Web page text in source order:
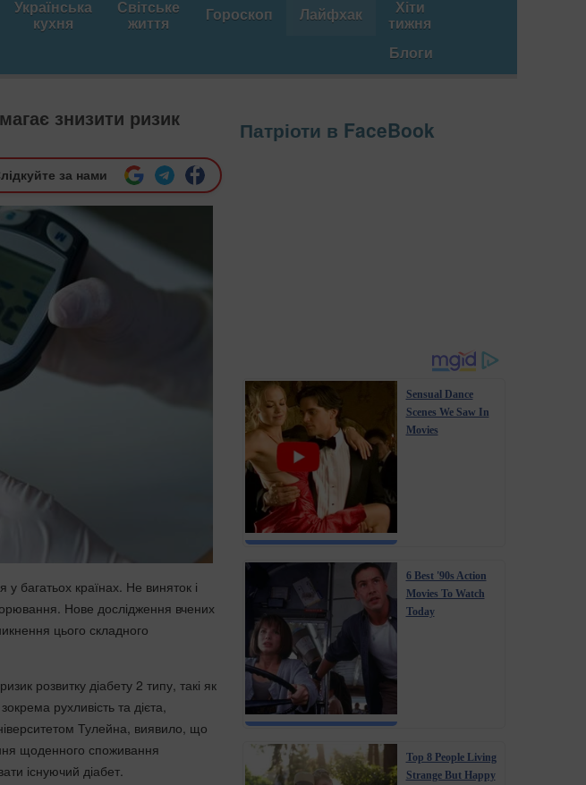
Українська
кухня
Світське
життя Гороскоп Лайфхак Хіти
тижня
Блоги
знизити ризик
за нами
багатьох країнах. Не виняток і
Нове дослідження вчених
цього складного
розвитку діабету 2 типу, такі як
рухливість та дієта,
Тулейна, виявило, що
щоденного споживання
існуючий діабет.
Патріоти в FaceBook
Sensual Dance
Scenes We Saw In
Movies
6 Best '90s Action
Movies To Watch
Today
Top 8 People Living
Strange But Happy